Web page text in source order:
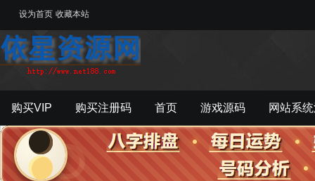
设为首页 收藏本站
购买VIP 购买注册码 首页 游戏源码 网站系
游戏工具 影音资源 主题模板